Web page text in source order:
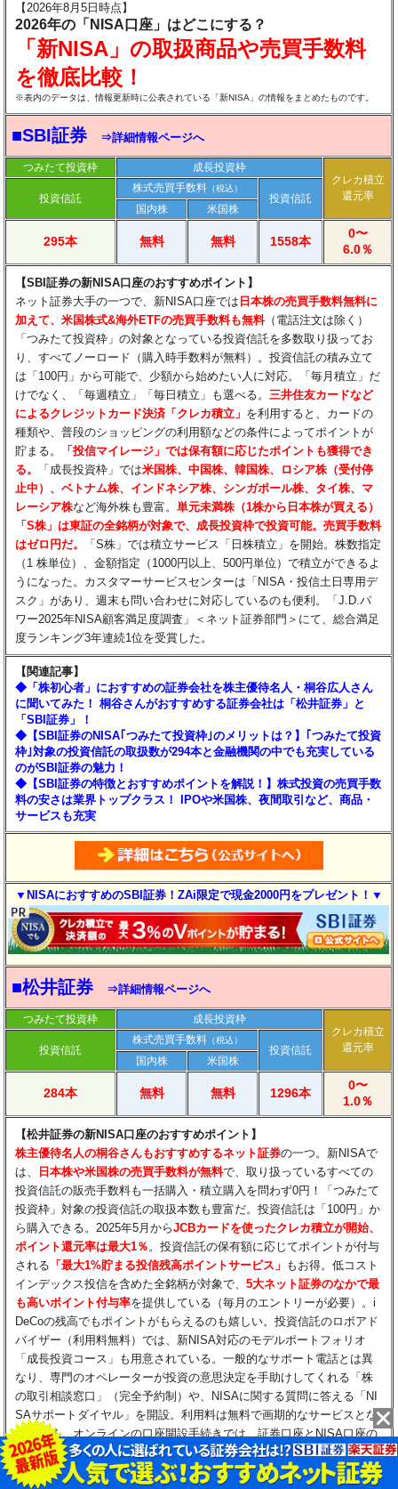
【2026年8月5日時点】
2026年の「NISA口座」はどこにする？
「新NISA」の取扱商品や売買手数料
を徹底比較！
※表内のデータは、情報更新時に公表されている「新NISA」の情報をまとめたものです。
■SBI証券 ⇒詳細情報ページへ
つみたて投資枠
成長投資枠
クレカ積立
還元率
投資信託
株式売買手数料（税込）
投資信託
国内株
米国株
295本 無料 無料 1558本
0〜
6.0％
【SBI証券の新NISA口座のおすすめポイント】
ネット証券大手の一つで、新NISA口座では 日本株の売買手数料無料に
加えて、米国株式&海外ETFの売買手数料も無料（電話注文は除く）
「つみたて投資枠」の対象となっている投資信託を多数取り扱ってお
り、すべてノーロード（購入時手数料が無料）。投資信託の積み立て
は「100円」から可能で、少額から始めたい人に対応。「毎月積立」だ
けでなく、「毎週積立」「毎日積立」も選べる。三井住友カードなど
によるクレジットカード決済「クレカ積立」 を利用すると、カードの
種類や、普段のショッピングの利用額などの条件によってポイントが
貯まる。
「投信マイレージ」では保有額に応じたポイントも獲得でき
る。
「成長投資枠」では米国株、中国株、韓国株、ロシア株（受付停
止中）、ベトナム株、インドネシア株、シンガポール株、タイ株、マ
レーシア株など海外株も豊富。単元未満株（1株から日本株が買える）
「S株」は東証の全銘柄が対象で、成長投資枠で投資可能。売買手数料
はゼロ円だ。
「S株」では積立サービス「日株積立」を開始。株数指定
（1 株単位）、金額指定（1000円以上、500円単位）で積立ができるよ
うになった。カスタマーサービスセンターは「NISA・投信土日専用デ
スク」があり、週末も問い合わせに対応しているのも便利。「J.D.パ
ワー2025年NISA顧客満足度調査」＜ネット証券部門＞にて、総合満足
度ランキング3年連続1位を受賞した。
【関連記事】
◆「株初心者」におすすめの証券会社を株主優待名人・桐谷広人さん
に聞いてみた！ 桐谷さんがおすすめする証券会社は「松井証券」と
「SBI証券」！
◆【SBI証券のNISA｢つみたて投資枠｣のメリットは？】｢つみたて投資
枠｣対象の投資信託の取扱数が294本と金融機関の中でも充実している
のがSBI証券の魅力！
◆【SBI証券の特徴とおすすめポイントを解説！】株式投資の売買手数
料の安さは業界トップクラス！ IPOや米国株、夜間取引など、商品・
サービスも充実
▼NISAにおすすめのSBI証券！ZAi限定で現金2000円をプレゼント！▼
■松井証券 ⇒詳細情報ページへ
つみたて投資枠
成長投資枠
クレカ積立
還元率
投資信託
株式売買手数料（税込）
投資信託
国内株
米国株
284本 無料 無料 1296本
0〜
1.0％
【松井証券の新NISA口座のおすすめポイント】
​株主優待名人の桐谷さんもおすすめするネット証券の一つ。新NISAで
は、
日本株や米国株の売買手数料が無料で、取り扱っているすべての
投資信託の販売手数料も一括購入・積立購入を問わず0円！「つみたて
投資枠」対象の投資信託の取扱本数も豊富だ。投資信託は「100円」か
ら購入できる。2025年5月からJCBカードを使ったクレカ積立が開始、
ポイント還元率は最大1％。投資信託の保有額に応じてポイントが付与
される 「最大1%貯まる投信残高ポイントサービス」 もお得。低コスト
インデックス投信を含めた全銘柄が対象で、5大ネット証券のなかで最
も高いポイント付与率を提供している（毎月のエントリーが必要）。i
DeCoの残高でもポイントがもらえるのも嬉しい。投資信託のロボアド
バイザー（利用料無料）では、新NISA対応のモデルポートフォリオ
「成長投資コース」も用意されている。一般的なサポート電話とは異
なり、専門のオペレーターが投資の意思決定を手助けしてくれる「株
の取引相談窓口」（完全予約制）や、NISAに関する質問に答える「NI
SAサポートダイヤル」を開設。利用料は無料で画期的なサービスとな
っている。オンラインの口座開設手続きでは、証券口座とNISA口座の
同時開設申込ができるため、手間を省いてすばやい口座開設が可能
だ。